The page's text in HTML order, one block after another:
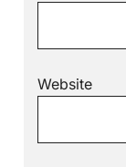
Website